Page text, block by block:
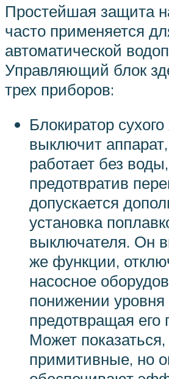
Простейшая защита
часто применяется
автоматической
Управляющий блок
трех приборов:
Блокиратор
выключит
работает без воды,
предотвратив
допускается
установка
выключателя. Он
же функции,
насосное
понижении
предотвращая его
Может
примитивные, но